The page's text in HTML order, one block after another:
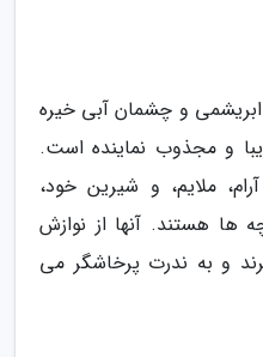
و چشمان آبی خیره
و مجذوب نماینده است.
ملایم، و شیرین خود،
ها هستند. آنها از نوازش
و به ندرت پرخاشگر می